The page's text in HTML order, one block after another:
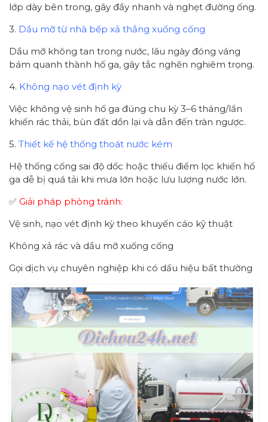
lớp dày bên trong, gây đầy nhanh và nghẹt đường ống.
3. Dầu mỡ từ nhà bếp xả thẳng xuống cống
Dầu mỡ không tan trong nước, lâu ngày đóng váng
bám quanh thành hố ga, gây tắc nghẽn nghiêm trọng.
4. Không nạo vét định kỳ
Việc không vệ sinh hố ga đúng chu kỳ 3–6 tháng/lần
khiến rác thải, bùn đất dồn lại và dẫn đến tràn ngược.
5. Thiết kế hệ thống thoát nước kém
Hệ thống cống sai độ dốc hoặc thiếu điểm lọc khiến hố
ga dễ bị quá tải khi mưa lớn hoặc lưu lượng nước lớn.
✅ Giải pháp phòng tránh:
Vệ sinh, nạo vét định kỳ theo khuyến cáo kỹ thuật
Không xả rác và dầu mỡ xuống cống
Gọi dịch vụ chuyên nghiệp khi có dấu hiệu bất thường